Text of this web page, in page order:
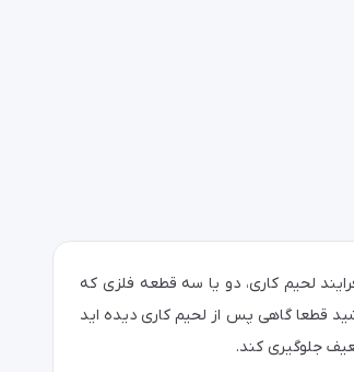
لحیم کاری، دو یا سه قطعه فلزی که
قطعا گاهی پس از لحیم کاری دیده اید
جلوگیری کند.